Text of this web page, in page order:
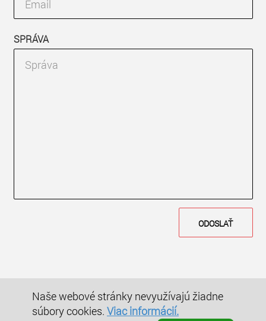
SPRÁVA
© PANFLEX – SLOVENSKO, s.r.o. 2019
Naše webové stránky nevyužívajú žiadne
súbory cookies. Viac informácií.